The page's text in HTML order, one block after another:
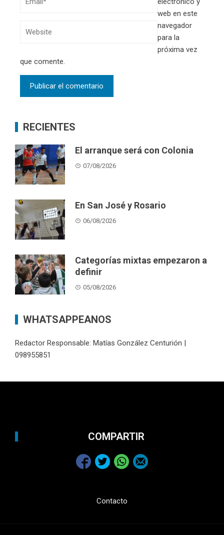
web en este
navegador
para la
próxima vez
que comente.
RECIENTES
El arranque será con Colonia
07/08/2026
En San José y Rosario
06/08/2026
Categorías mixtas empezaron a
definir
05/08/2026
WHATSAPPEANOS
Redactor Responsable: Matías González Centurión |
098955851
COMPARTIR
Contacto